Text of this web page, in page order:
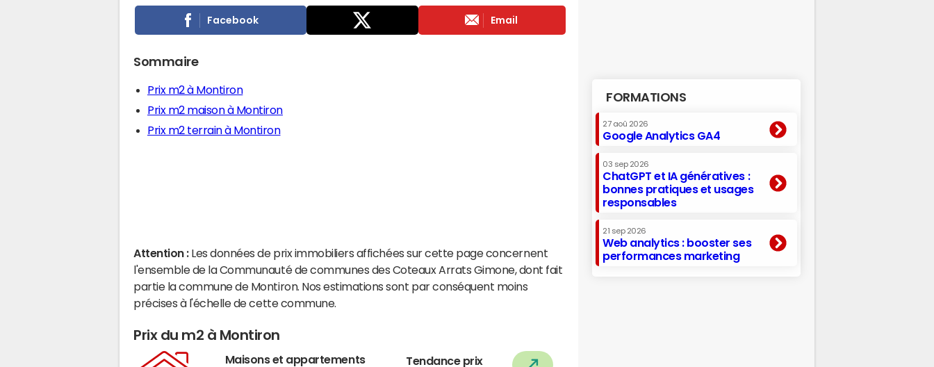
Facebook Email
Sommaire
Prix m2 à Montiron
Prix m2 maison à Montiron
Prix m2 terrain à Montiron
Attention : Les données de prix immobiliers affichées sur cette page concernent
l'ensemble de la Communauté de communes des Coteaux Arrats Gimone, dont fait
partie la commune de Montiron. Nos estimations sont par conséquent moins
précises à l'échelle de cette commune.
Prix du m2 à Montiron
Maisons et appartements Tendance prix
FORMATIONS
27 aoû 2026
Google Analytics GA4
03 sep 2026
ChatGPT et IA génératives :
bonnes pratiques et usages
responsables
21 sep 2026
Web analytics : booster ses
performances marketing